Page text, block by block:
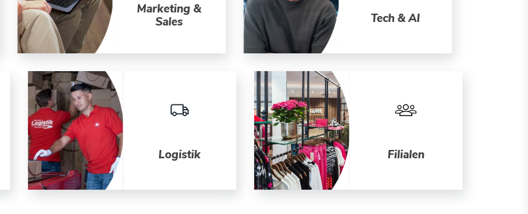
Marketing &
Sales
Tech & AI
Logistik Filialen